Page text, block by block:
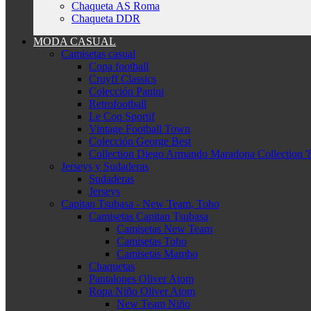
Chaqueta AS Roma
Chaqueta DDR
MODA CASUAL
Camisetas casual
Copa football
Cruyff Classics
Colección Panini
Retrofootball
Le Coq Sportif
Vintage Football Town
Colección George Best
Collection Diego Armando Maradona Collection
Jerseys y Sudaderas
Sudaderas
Jerseys
Capitan Tsubasa - New Team, Toho
Camisetas Capitan Tsubasa
Camisetas New Team
Camisetas Toho
Camisetas Mambo
Chaquetas
Pantalones Oliver Atom
Ropa Niño Oliver Atom
New Team Niño